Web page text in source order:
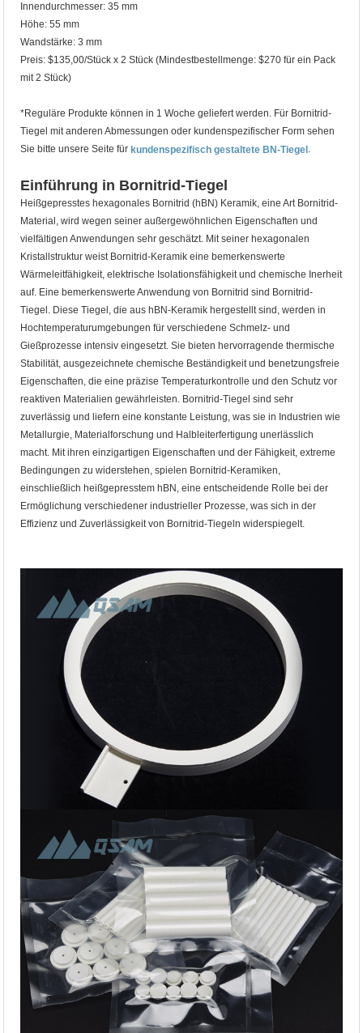
Innendurchmesser: 35 mm
Höhe: 55 mm
Wandstärke: 3 mm
Preis: $135,00/Stück x 2 Stück (Mindestbestellmenge: $270 für ein Pack
mit 2 Stück)
*Reguläre Produkte können in 1 Woche geliefert werden. Für Bornitrid-
Tiegel mit anderen Abmessungen oder kundenspezifischer Form sehen
Sie bitte unsere Seite fürkundenspezifisch gestaltete BN-Tiegel .
Einführung in Bornitrid-Tiegel
Heißgepresstes hexagonales Bornitrid (hBN) Keramik, eine Art Bornitrid-
Material, wird wegen seiner außergewöhnlichen Eigenschaften und
vielfältigen Anwendungen sehr geschätzt. Mit seiner hexagonalen
Kristallstruktur weist Bornitrid-Keramik eine bemerkenswerte
Wärmeleitfähigkeit, elektrische Isolationsfähigkeit und chemische Inerheit
auf. Eine bemerkenswerte Anwendung von Bornitrid sind Bornitrid-
Tiegel. Diese Tiegel, die aus hBN-Keramik hergestellt sind, werden in
Hochtemperaturumgebungen für verschiedene Schmelz- und
Gießprozesse intensiv eingesetzt. Sie bieten hervorragende thermische
Stabilität, ausgezeichnete chemische Beständigkeit und benetzungsfreie
Eigenschaften, die eine präzise Temperaturkontrolle und den Schutz vor
reaktiven Materialien gewährleisten. Bornitrid-Tiegel sind sehr
zuverlässig und liefern eine konstante Leistung, was sie in Industrien wie
Metallurgie, Materialforschung und Halbleiterfertigung unerlässlich
macht. Mit ihren einzigartigen Eigenschaften und der Fähigkeit, extreme
Bedingungen zu widerstehen, spielen Bornitrid-Keramiken,
einschließlich heißgepresstem hBN, eine entscheidende Rolle bei der
Ermöglichung verschiedener industrieller Prozesse, was sich in der
Effizienz und Zuverlässigkeit von Bornitrid-Tiegeln widerspiegelt.